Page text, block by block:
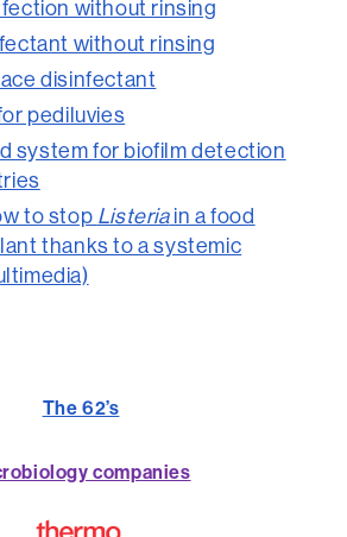
without rinsing
without rinsing
disinfectant
pediluvies
system for biofilm detection
to stop Listeriain a food
thanks to a systemic
The 62’s
companies